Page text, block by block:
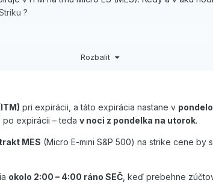
?
mostbet1.cz, kde hraji zajímavé minihry bez vkladu,
Rozbalit
pri expirácii, a táto expirácia nastane v
expirácii – teda v noci z pondelka na utorok.
MES (Micro E-mini S&P 500) na strike cene by
okolo 2:00 – 4:00 ráno SEČ , keď prebehne